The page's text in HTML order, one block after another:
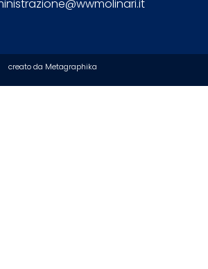
creato da Metagraphika